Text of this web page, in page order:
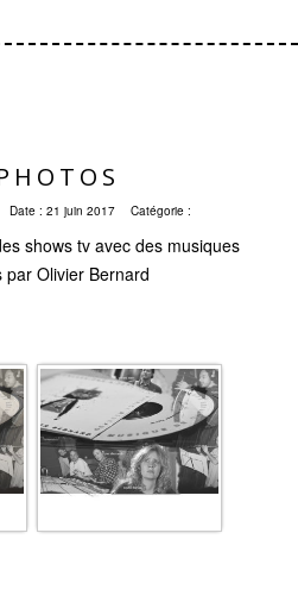
Date : 21 juin 2017 Catégorie :
shows tv avec des musiques
par Olivier Bernard